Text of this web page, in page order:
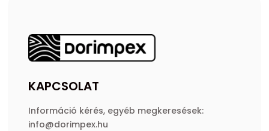
KAPCSOLAT
Információ kérés, egyéb megkeresések:
info@dorimpex.hu